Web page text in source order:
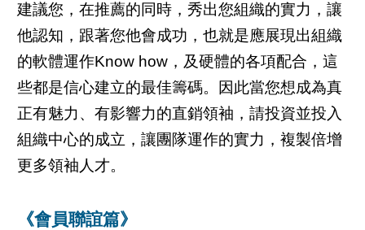
建議您，在推薦的同時，秀出您組織的實力，讓
他認知，跟著您他會成功，也就是應展現出組織
的軟體運作Know how，及硬體的各項配合，這
些都是信心建立的最佳籌碼。因此當您想成為真
正有魅力、有影響力的直銷領袖，請投資並投入
組織中心的成立，讓團隊運作的實力，複製倍增
更多領袖人才。
《會員聯誼篇》